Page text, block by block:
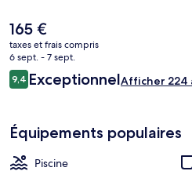
Parmi les autres avantages de cet
salon, un snack-bar/une épicerie fine
des vacances sans soucis.
Le
prix
actuel
est
de
165 €
taxes et frais compris
6 sept. - 7 sept.
Avis
voyageurs
9,49,4 sur 10
ExceptionnelAfficher 224
Équipements populaires
Piscine